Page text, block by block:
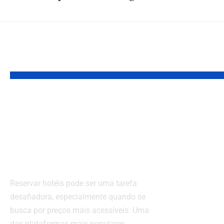
Reservar hotéis pode ser uma tarefa
desafiadora, especialmente quando se
busca por preços mais acessíveis. Uma